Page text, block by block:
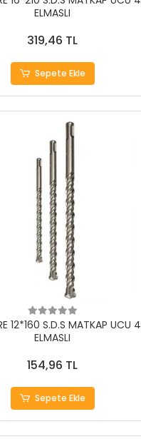
ELMASLI
319,46 TL
Sepete Ekle
12*160 S.D.S MATKAP UCU 4
ELMASLI
154,96 TL
Sepete Ekle